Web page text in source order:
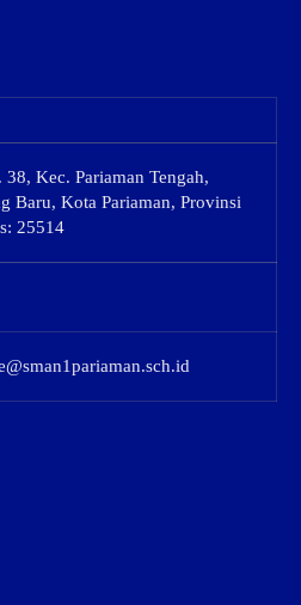
Kec. Pariaman Tengah,
Baru, Kota Pariaman, Provinsi
25514